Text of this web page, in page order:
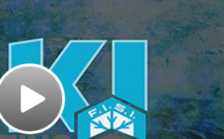
Play
Video